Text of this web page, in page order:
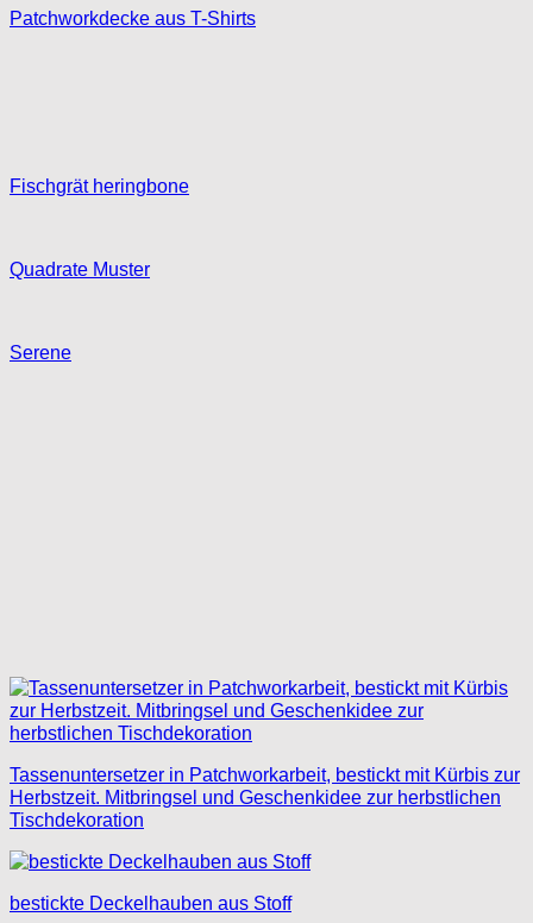
Patchworkdecke aus T-Shirts
Fischgrät heringbone
Quadrate Muster
Serene
Tassenuntersetzer in Patchworkarbeit, bestickt mit Kürbis zur
Herbstzeit. Mitbringsel und Geschenkidee zur herbstlichen
Tischdekoration
bestickte Deckelhauben aus Stoff